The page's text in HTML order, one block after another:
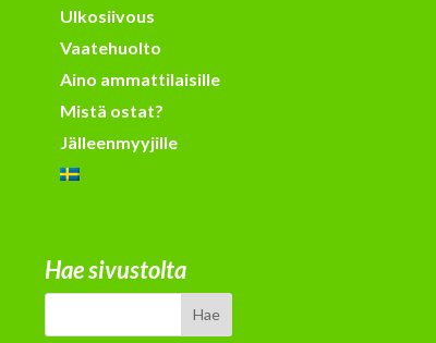
Ulkosiivous
Vaatehuolto
Aino ammattilaisille
Mistä ostat?
Jälleenmyyjille
Hae sivustolta